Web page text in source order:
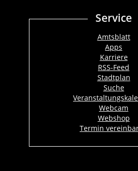
Service
Amtsblatt
Apps
Karriere
RSS-Feed
Stadtplan
Suche
Webcam
Webshop
Termin